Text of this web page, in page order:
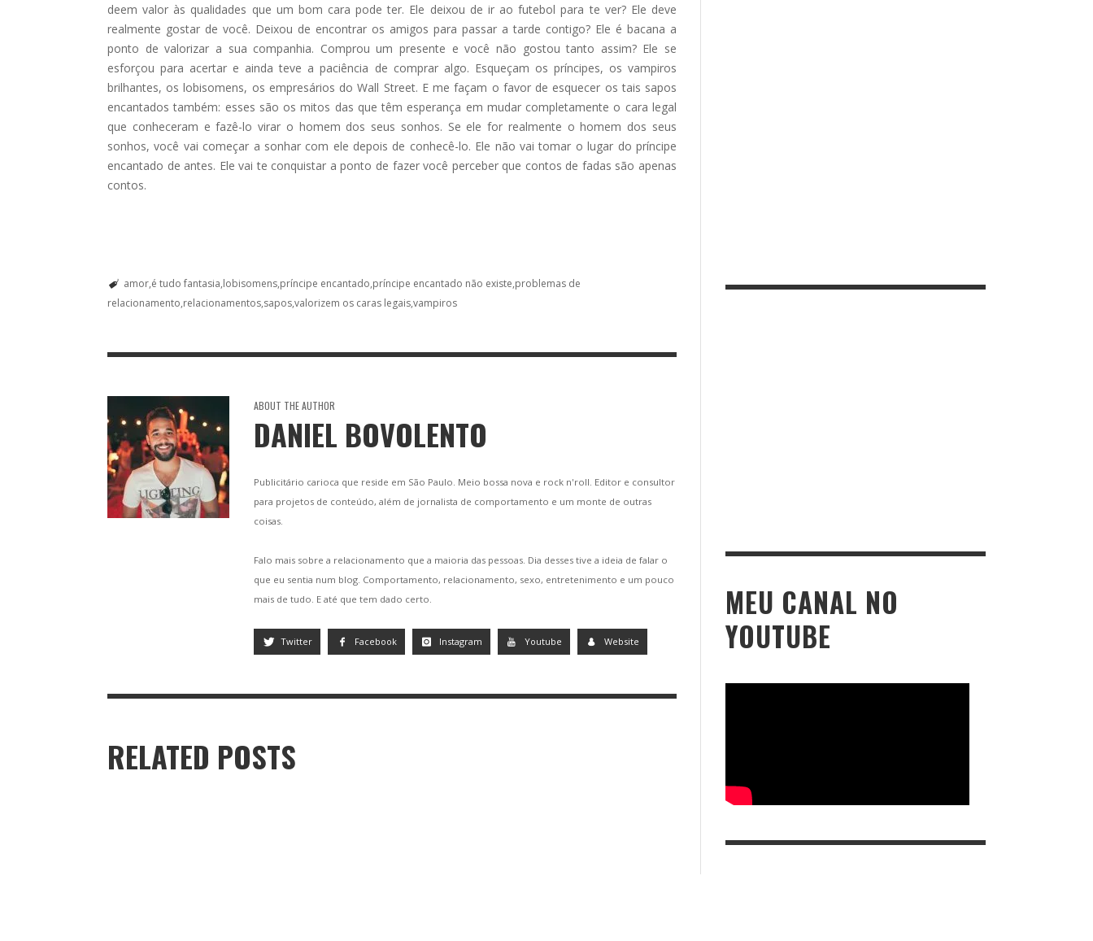
deem valor às qualidades que um bom cara pode ter. Ele deixou de ir ao futebol para te ver? Ele deve
realmente gostar de você. Deixou de encontrar os amigos para passar a tarde contigo? Ele é bacana a
ponto de valorizar a sua companhia. Comprou um presente e você não gostou tanto assim? Ele se
esforçou para acertar e ainda teve a paciência de comprar algo. Esqueçam os príncipes, os vampiros
brilhantes, os lobisomens, os empresários do Wall Street. E me façam o favor de esquecer os tais sapos
encantados também: esses são os mitos das que têm esperança em mudar completamente o cara legal
que conheceram e fazê-lo virar o homem dos seus sonhos. Se ele for realmente o homem dos seus
sonhos, você vai começar a sonhar com ele depois de conhecê-lo. Ele não vai tomar o lugar do príncipe
encantado de antes. Ele vai te conquistar a ponto de fazer você perceber que contos de fadas são apenas
contos.
amor é tudo fantasia lobisomens príncipe encantado príncipe encantado não existe problemas de
relacionamento relacionamentos saposvalorizem os caras legaisvampiros
ABOUT THE AUTHOR
DANIEL BOVOLENTO
Publicitário carioca que reside em São Paulo. Meio bossa nova e rock n'roll. Editor e consultor
para projetos de conteúdo, além de jornalista de comportamento e um monte de outras
coisas.
Falo mais sobre a relacionamento que a maioria das pessoas. Dia desses tive a ideia de falar o
que eu sentia num blog. Comportamento, relacionamento, sexo, entretenimento e um pouco
mais de tudo. E até que tem dado certo.
Twitter Facebook Instagram Youtube Website
RELATED POSTS
MEU CANAL NO
YOUTUBE